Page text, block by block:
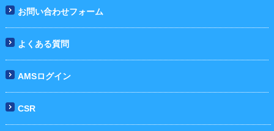
お問い合わせフォーム
よくある質問
AMSログイン
CSR